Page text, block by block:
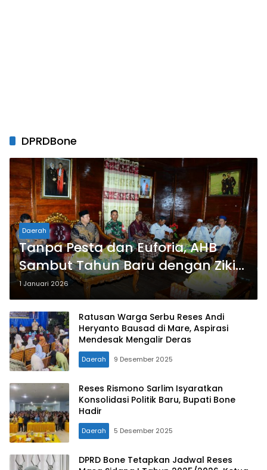
DPRDBone
Daerah
Tanpa Pesta dan Euforia, AHB
Sambut Tahun Baru dengan Zikir
dan Doa Bersama
1 Januari 2026
Ratusan Warga Serbu Reses Andi
Heryanto Bausad di Mare, Aspirasi
Mendesak Mengalir Deras
Daerah 9 Desember 2025
Reses Rismono Sarlim Isyaratkan
Konsolidasi Politik Baru, Bupati Bone
Hadir
Daerah 5 Desember 2025
DPRD Bone Tetapkan Jadwal Reses